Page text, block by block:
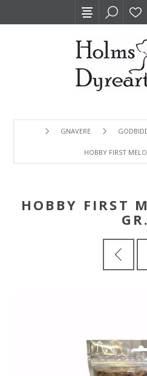
GNAVERE
HOBBY FIRST
HOBBY FIRST
GR.